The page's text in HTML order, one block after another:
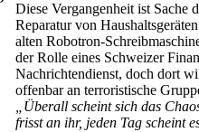
Diese Vergangenheit ist Sache
Reparatur von
alten Robotron-
der Rolle eines Schweizer
Nachrichtendienst, doch dort
offenbar an terroristische
„Überall scheint sich das
frisst an ihr, jeden Tag scheint